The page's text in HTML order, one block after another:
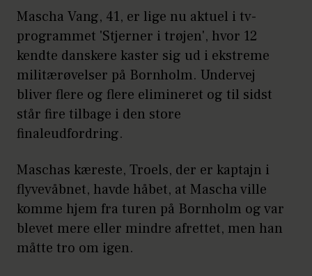
Mascha Vang, 41, er lige nu aktuel i tv-
programmet 'Stjerner i trøjen', hvor 12
kendte danskere kaster sig ud i ekstreme
militærøvelser på Bornholm. Undervej
bliver flere og flere elimineret og til sidst
står fire tilbage i den store
finaleudfordring.
Maschas kæreste, Troels, der er kaptajn i
flyvevåbnet, havde håbet, at Mascha ville
komme hjem fra turen på Bornholm og var
blevet mere eller mindre afrettet, men han
måtte tro om igen.